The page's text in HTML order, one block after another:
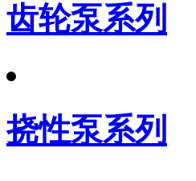
齿轮泵系列
挠性泵系列